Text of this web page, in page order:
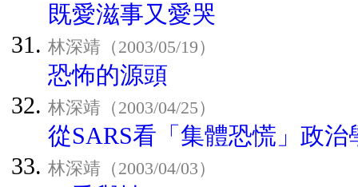
既愛滋事又愛哭
林深靖（2003/05/19）
恐怖的源頭
林深靖（2003/04/25）
從SARS看「集體恐慌」政治
林深靖（2003/04/03）